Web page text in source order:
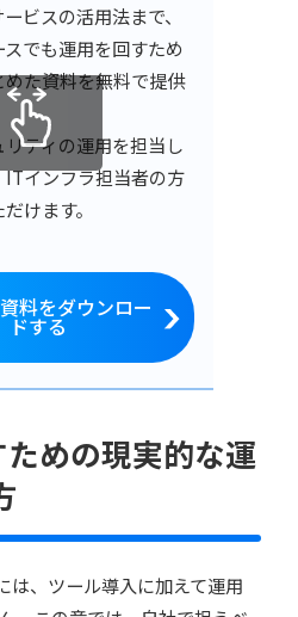
ビスの活用法まで、
でも運用を回すため
た資料を無料で提供
ティの運用を担当し
ITインフラ担当者の方
けます。
資料をダウンロー
ドする
めの現実的な運
は、ツール導入に加えて運用